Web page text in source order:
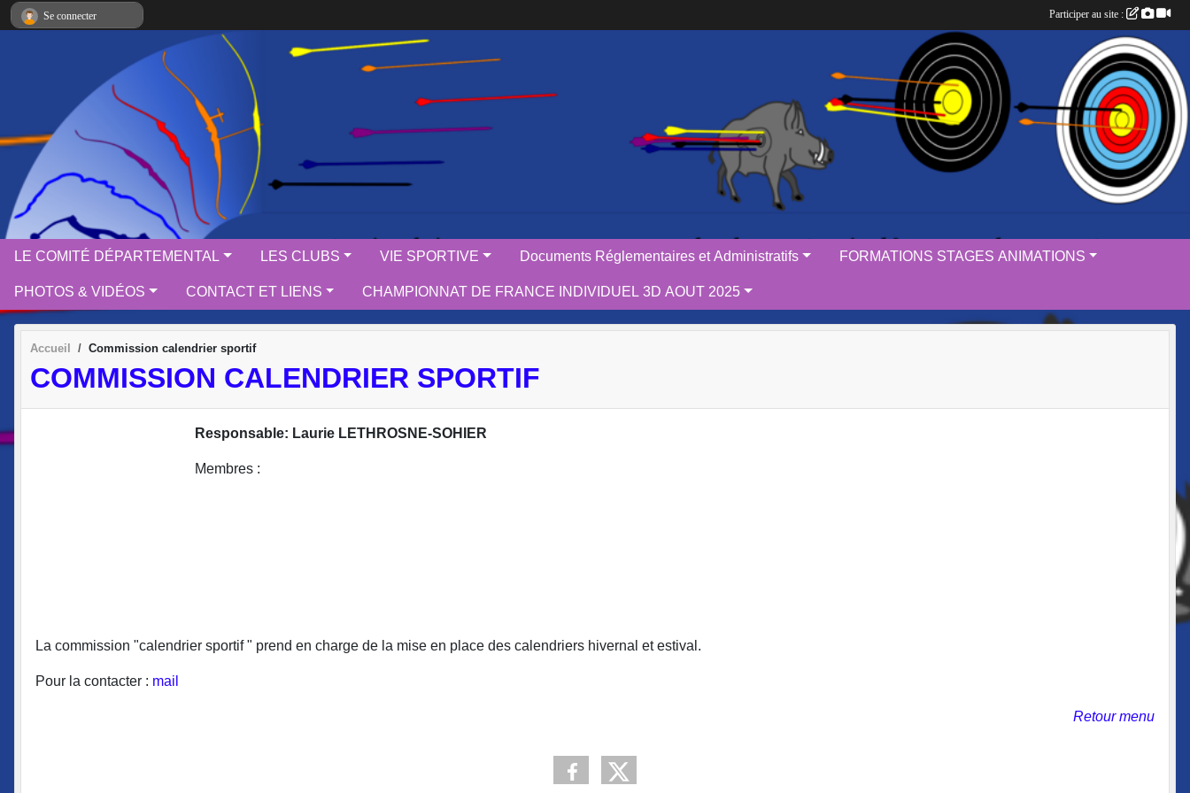
LE COMITÉ DÉPARTEMENTAL LES CLUBS VIE SPORTIVE Documents Réglementaires et Administratifs FORMATIONS STAGES ANIMATIONS
PHOTOS & VIDÉOS CONTACT ET LIENS CHAMPIONNAT DE FRANCE INDIVIDUEL 3D AOUT 2025
Accueil Commission calendrier sportif
COMMISSION CALENDRIER SPORTIF
Responsable: Laurie LETHROSNE-SOHIER
Membres :
La commission "calendrier sportif " prend en charge de la mise en place des calendriers hivernal et estival.
Pour la contacter : mail
Retour menu
Se connecter Participer au site :
Panneau de gestion des cookies